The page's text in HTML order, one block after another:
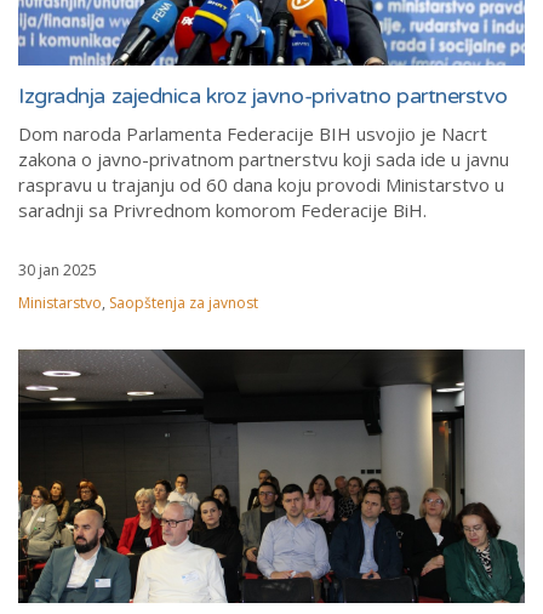
Izgradnja zajednica kroz javno-privatno partnerstvo
Dom naroda Parlamenta Federacije BIH usvojio je Nacrt
zakona o javno-privatnom partnerstvu koji sada ide u javnu
raspravu u trajanju od 60 dana koju provodi Ministarstvo u
saradnji sa Privrednom komorom Federacije BiH.
30 jan 2025
Ministarstvo, Saopštenja za javnost